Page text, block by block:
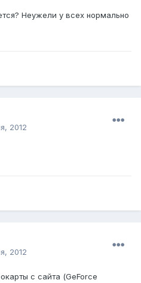
Неужели у всех нормально
2012
2012
с сайта (GeForce